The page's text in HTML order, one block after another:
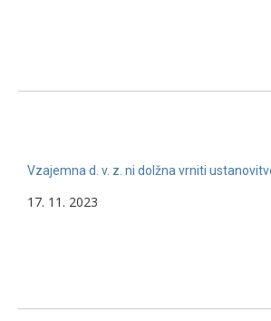
Vzajemna d. v. z. ni dolžna vrniti
17. 11. 2023